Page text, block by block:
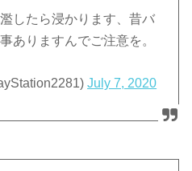
したら浸かります、昔バ
ありますんでご注意を。
July 7, 2020